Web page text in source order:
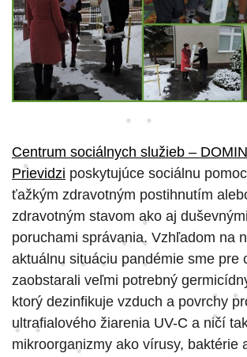
Centrum sociálnych služieb –
Prievidzi poskytujúce sociálnu
ťažkým zdravotným postihnutím
zdravotným stavom ako aj
poruchami správania. Vzhľadom na
aktuálnu situáciu pandémie sme pre
zaobstarali veľmi potrebný
ktorý dezinfikuje vzduch a povrchy
ultrafialového žiarenia UV-C a ničí
mikroorganizmy ako vírusy, baktérie